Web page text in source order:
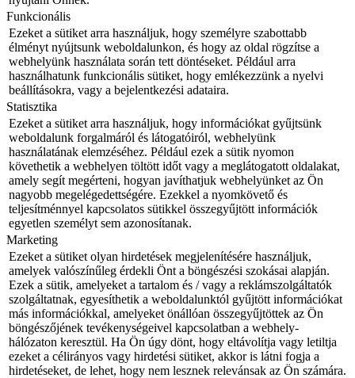
Funkcionális
Ezeket a sütiket arra használjuk, hogy személyre szabottabb
élményt nyújtsunk weboldalunkon, és hogy az oldal rögzítse a
webhelyünk használata során tett döntéseket. Például arra
használhatunk funkcionális sütiket, hogy emlékezzünk a nyelvi
beállításokra, vagy a bejelentkezési adataira.
Statisztika
Ezeket a sütiket arra használjuk, hogy információkat gyűjtsünk
weboldalunk forgalmáról és látogatóiról, webhelyünk
használatának elemzéséhez. Például ezek a sütik nyomon
követhetik a webhelyen töltött időt vagy a meglátogatott oldalakat,
amely segít megérteni, hogyan javíthatjuk webhelyünket az Ön
nagyobb megelégedettségére. Ezekkel a nyomkövető és
teljesítménnyel kapcsolatos sütikkel összegyűjtött információk
egyetlen személyt sem azonosítanak.
Marketing
Ezeket a sütiket olyan hirdetések megjelenítésére használjuk,
amelyek valószínűleg érdekli Önt a böngészési szokásai alapján.
Ezek a sütik, amelyeket a tartalom és / vagy a reklámszolgáltatók
szolgáltatnak, egyesíthetik a weboldalunktól gyűjtött információkat
más információkkal, amelyeket önállóan összegyűjtöttek az Ön
böngészőjének tevékenységeivel kapcsolatban a webhely-
hálózaton keresztül. Ha Ön úgy dönt, hogy eltávolítja vagy letiltja
ezeket a célirányos vagy hirdetési sütiket, akkor is látni fogja a
hirdetéseket, de lehet, hogy nem lesznek relevánsak az Ön számára.